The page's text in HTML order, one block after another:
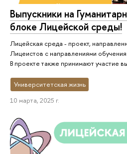
Выпускники на
блоке Лицейской среды!
Лицейская среда - проект,
Лицеистов с направлениями
В проекте также принимают участие
Университетская жизнь
10 марта, 2025 г.